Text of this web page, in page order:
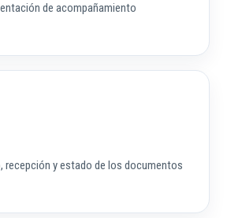
de acompañamiento
recepción y estado de los documentos